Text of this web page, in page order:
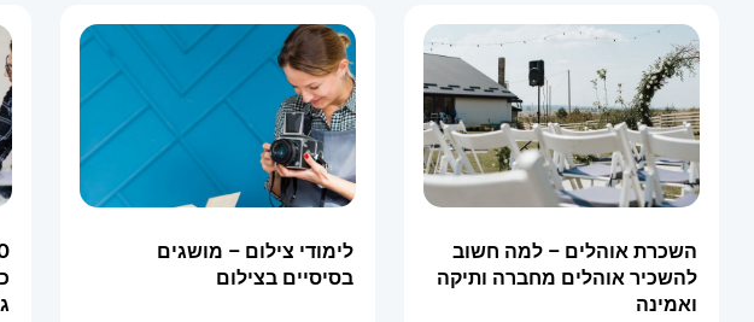
השכרת אוהלים – למה חשוב
להשכיר אוהלים מחברה ותיקה
ואמינה
לימודי צילום – מושגים
בסיסיים בצילום